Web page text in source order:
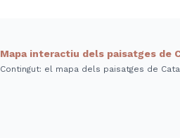
Mapa interactiu dels paisatges de
Contingut: el mapa dels paisatges de